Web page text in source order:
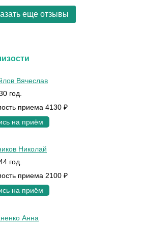
еще отзывы
Вячеслав
год.
приема 4130 ₽
на приём
Николай
год.
приема 2100 ₽
на приём
Анна